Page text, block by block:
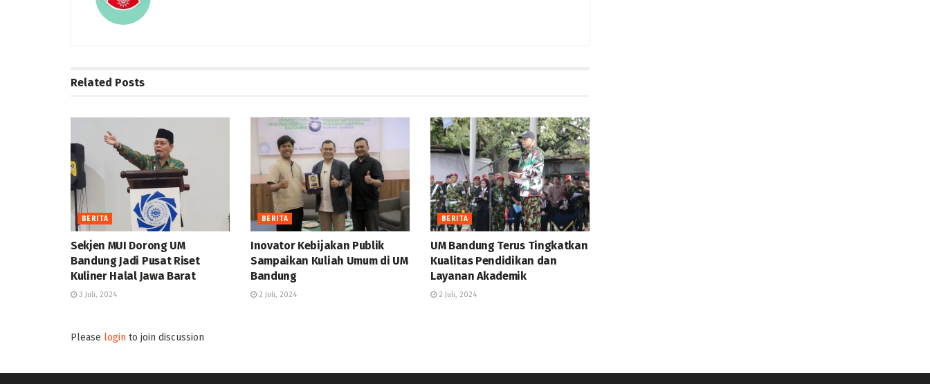
Related Posts
BERITA
Sekjen MUI Dorong UM
Bandung Jadi Pusat Riset
Kuliner Halal Jawa Barat
3 Juli, 2024
BERITA
Inovator Kebijakan Publik
Sampaikan Kuliah Umum di UM
Bandung
2 Juli, 2024
BERITA
UM Bandung Terus Tingkatkan
Kualitas Pendidikan dan
Layanan Akademik
2 Juli, 2024
Please login to join discussion